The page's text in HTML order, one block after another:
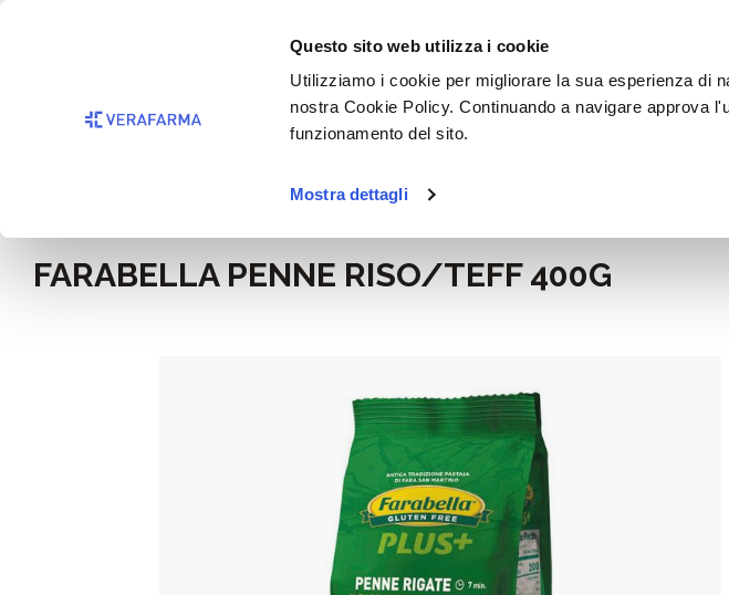
Questo sito web utilizza i cookie
Utilizziamo i cookie per migliorare la sua esperienza di
nostra Cookie Policy. Continuando a navigare approva
funzionamento del sito.
Mostra dettagli
Passa alla navigazione principale
Alimentazione e integratori Alimentazione
FARABELLA PENNE RISO/TEFF 400G